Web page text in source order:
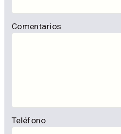
Comentarios
Teléfono